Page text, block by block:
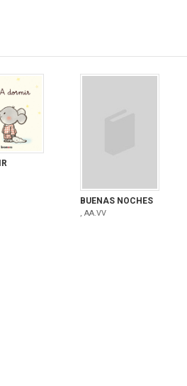
BUENAS NOCHES
, AA.VV